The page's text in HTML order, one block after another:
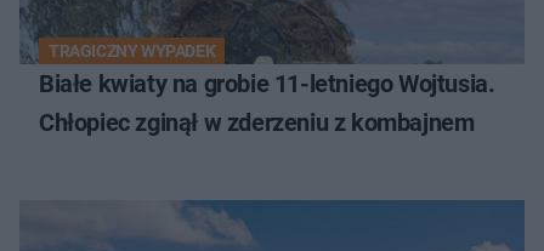
TRAGICZNY WYPADEK
Białe kwiaty na grobie 11-letniego Wojtusia.
Chłopiec zginął w zderzeniu z kombajnem